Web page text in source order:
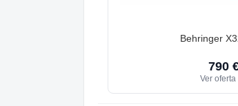
Behringer
790
Ver oferta